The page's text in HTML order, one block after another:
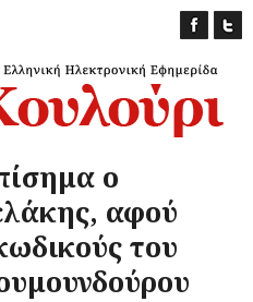
ο
αφού
του